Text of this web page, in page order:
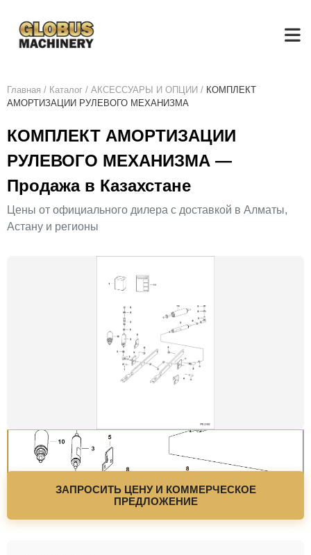
Главная / Каталог / АКСЕСCУАРЫ И ОПЦИИ / КОМПЛЕКТ
АМОРТИЗАЦИИ РУЛЕВОГО МЕХАНИЗМА
КОМПЛЕКТ АМОРТИЗАЦИИ
РУЛЕВОГО МЕХАНИЗМА —
Продажа в Казахстане
Цены от официального дилера с доставкой в Алматы,
Астану и регионы
ЗАПРОСИТЬ ЦЕНУ И КОММЕРЧЕСКОЕ
ПРЕДЛОЖЕНИЕ